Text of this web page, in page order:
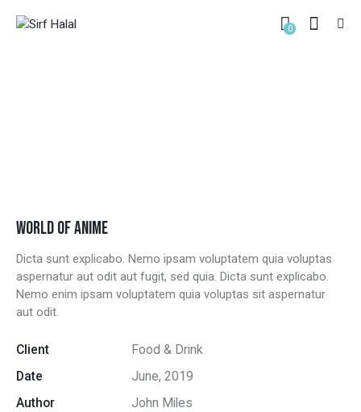
0
WORLD OF ANIME
Dicta sunt explicabo. Nemo ipsam voluptatem quia voluptas
aspernatur aut odit aut fugit, sed quia. Dicta sunt explicabo.
Nemo enim ipsam voluptatem quia voluptas sit aspernatur
aut odit.
Client
Food & Drink
Date
June, 2019
Author
John Miles